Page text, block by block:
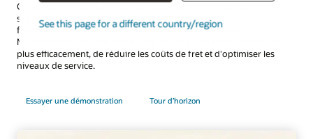
See this page for a different country/region
Gérez toutes les activités de transport dans l’ensemble de votre
supply chain mondiale. En combinant facilité d'utilisation et
fonctionnalités de premier plan, Oracle Transportation
Management vous permet d'exécuter vos opérations logistiques
plus efficacement, de réduire les coûts de fret et d'optimiser les
niveaux de service.
Essayer une démonstration Tour d’horizon